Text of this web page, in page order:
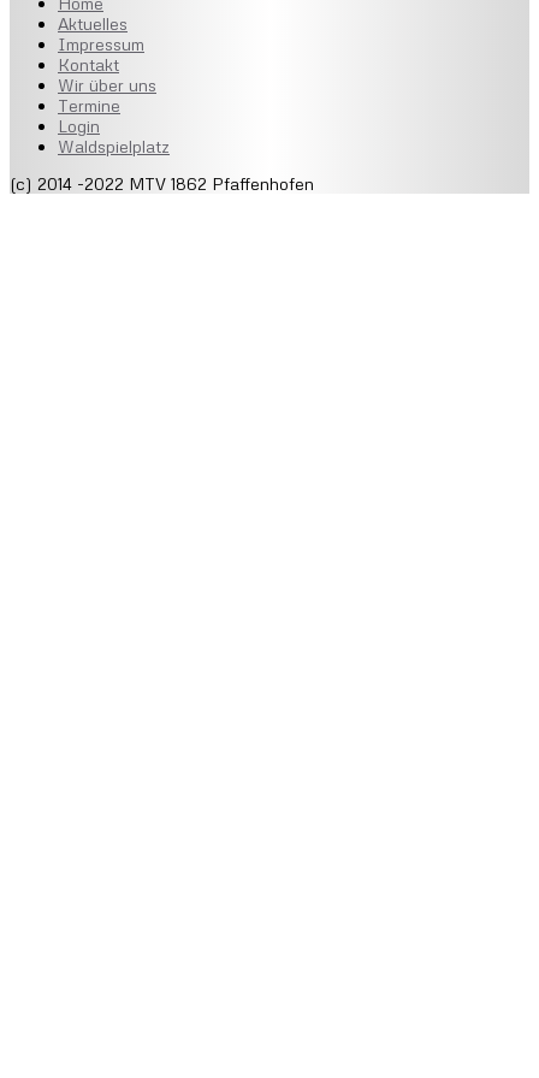
Aktuelles
Impressum
Kontakt
Wir über uns
Termine
Login
Waldspielplatz
(c) 2014 -2022 MTV 1862 Pfaffenhofen